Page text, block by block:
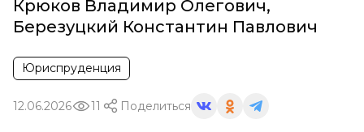
Крюков Владимир Олегович,
Березуцкий Константин Павлович
Юриспруденция
12.06.2026 11 Поделиться